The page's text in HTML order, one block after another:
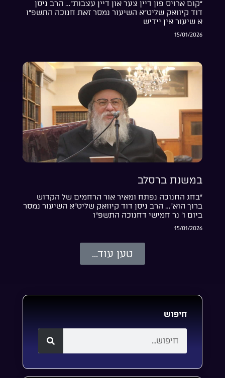
“קום ארויס פון דיין צער און דיין עצבות”… הרב ניסן
דוד קיוואק שליט”א השיעור נמסר זאת חנוכה התשפ”ו
א שיעור אין יידיש
15/01/2026
במשנת ברסלב
“בחג החנוכה נפתח ומאיר אור הרחמים של הקדוש
ברוך הוא”… הרב ניסן דוד קיוואק שליט”א השיעור נמסר
ביום ו’ נר חמישי דחנוכה התשפ”ו
15/01/2026
טען עוד...
חיפוש